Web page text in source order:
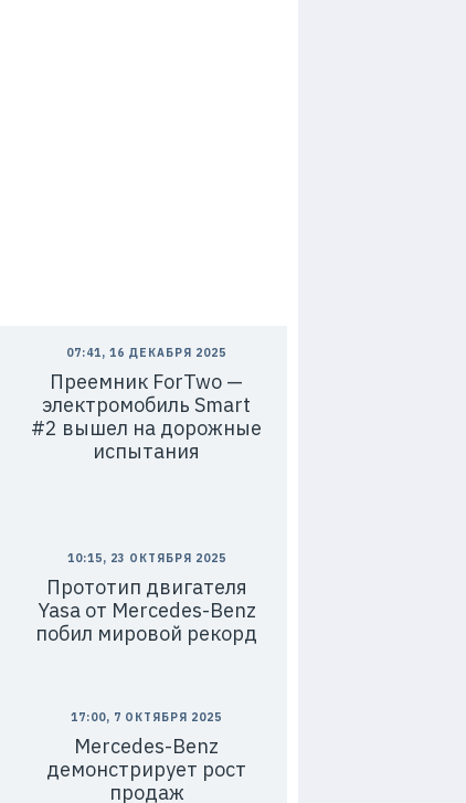
07:41, 16 ДЕКАБРЯ 2025
Преемник ForTwo —
электромобиль Smart
#2 вышел на дорожные
испытания
10:15, 23 ОКТЯБРЯ 2025
Прототип двигателя
Yasa от Mercedes-Benz
побил мировой рекорд
17:00, 7 ОКТЯБРЯ 2025
Mercedes-Benz
демонстрирует рост
продаж